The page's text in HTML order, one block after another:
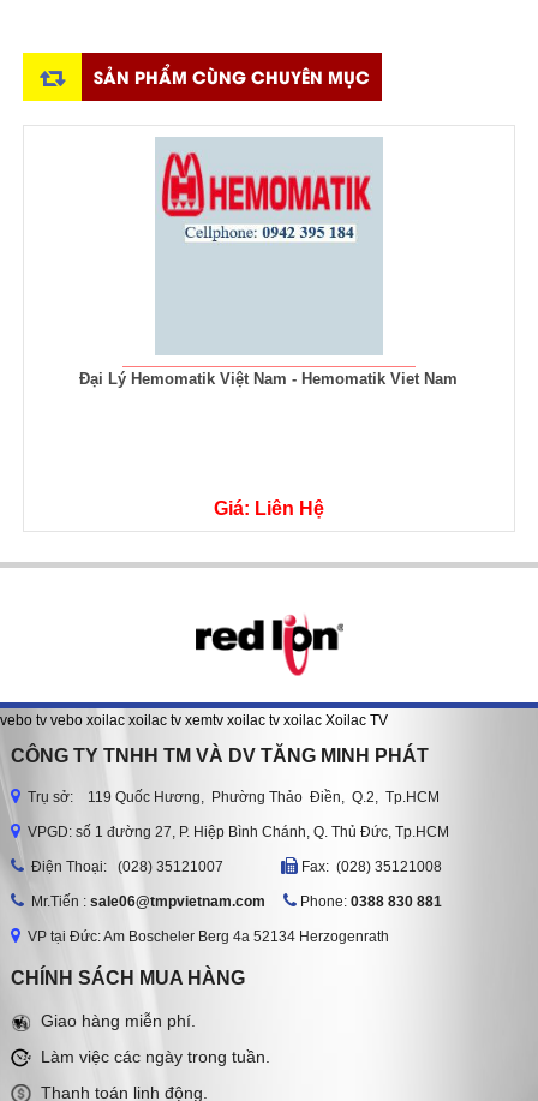
SẢN PHẨM CÙNG CHUYÊN MỤC
Đại Lý Hemomatik Việt Nam - Hemomatik Viet Nam
Giá: Liên Hệ
vebo tv vebo xoilac xoilac tv xemtv xoilac tv xoilac Xoilac TV
CÔNG TY TNHH TM VÀ DV TĂNG MINH PHÁT
Trụ sở: 119 Quốc Hương, Phường Thảo Điền, Q.2, Tp.HCM
VPGD: số 1 đường 27, P. Hiệp Bình Chánh, Q. Thủ Đức, Tp.HCM
Ðiện Thoại: (028) 35121007 Fax: (028) 35121008
Mr.Tiến : sale06@tmpvietnam.com Phone: 0388 830 881
VP tại Đức: Am Boscheler Berg 4a 52134 Herzogenrath
CHÍNH SÁCH MUA HÀNG
Giao hàng miễn phí.
Làm việc các ngày trong tuần.
Thanh toán linh động.